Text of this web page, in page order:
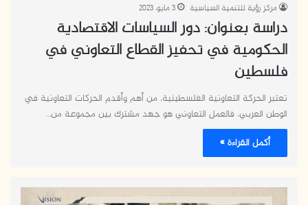
مركز رؤية للتنمية السياسية 3 مايو، 2023
دراسة بعنوان:دور السياسات الاقتصادية
الحكومية في تحفيز القطاع التعاوني في
فلسطين
تعتبر الحركة التعاونية الفلسطينية، من أهم وأقدم الحركات التعاونية في
الوطن العربي، فالعمل التعاوني هو جهد مشترك بين مجموعة من…
أكمل القراءة »